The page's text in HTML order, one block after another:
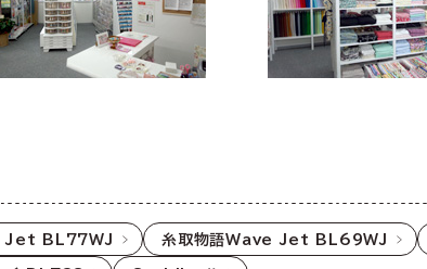
Jet BL77WJ 糸取物語Wave Jet BL69WJ